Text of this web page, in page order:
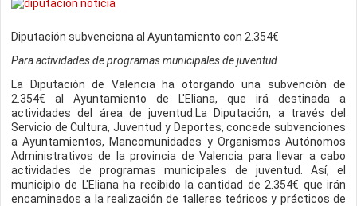
Diputación subvenciona al Ayuntamiento con 2.354€
Para actividades de programas municipales de juventud
La Diputación de Valencia ha otorgando una subvención de
2.354€ al Ayuntamiento de L'Eliana, que irá destinada a
actividades del área de juventud.La Diputación, a través del
Servicio de Cultura, Juventud y Deportes, concede subvenciones
a Ayuntamientos, Mancomunidades y Organismos Autónomos
Administrativos de la provincia de Valencia para llevar a cabo
actividades de programas municipales de juventud. Así, el
municipio de L'Eliana ha recibido la cantidad de 2.354€ que irán
encaminados a la realización de talleres teóricos y prácticos de